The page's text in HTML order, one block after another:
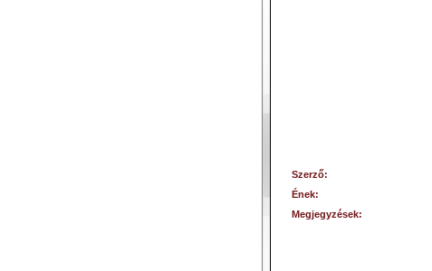
Szerző:
Ének:
Megjegyzések: